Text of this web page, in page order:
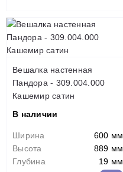
Вешалка настенная
Пандора - 309.004.000
Кашемир сатин
В наличии
Ширина
600 мм
Высота
889 мм
Глубина
19 мм